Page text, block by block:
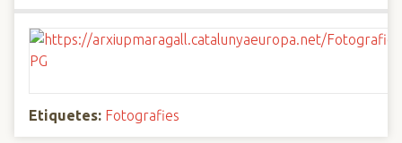
Etiquetes: Fotografies